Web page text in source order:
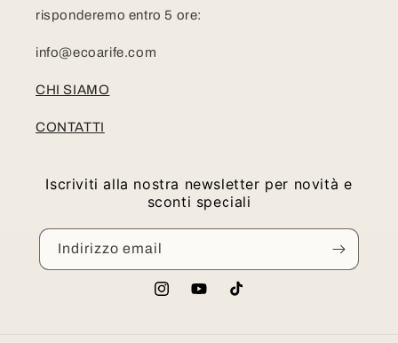
risponderemo entro 5 ore:
info@ecoarife.com
CHI SIAMO
CONTATTI
Iscriviti alla nostra newsletter per novità e
sconti speciali
Indirizzo email
InstagramYouTubeTikTok